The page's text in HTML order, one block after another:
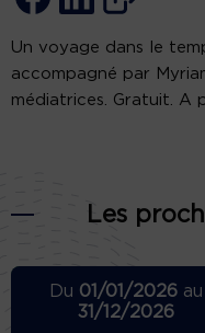
Un voyage dans le
accompagné par
médiatrices. Gratuit. A
Les
Du 01/01/2026au
31/12/2026